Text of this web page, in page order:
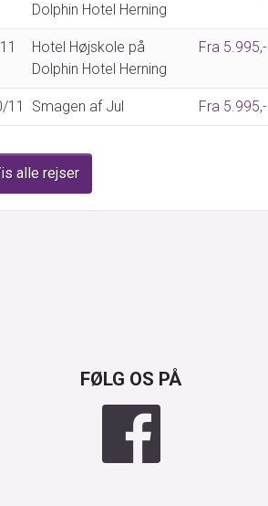
Dolphin Hotel Herning
Hotel Højskole på
Dolphin Hotel Herning
Fra 5.995,-
11 Smagen af Jul Fra 5.995,-
alle rejser
FØLG OS PÅ